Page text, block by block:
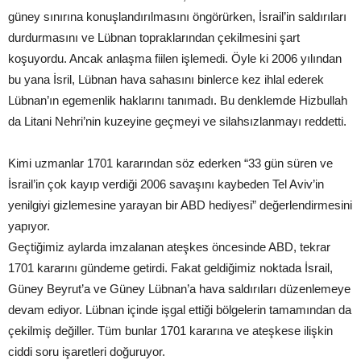
güney sınırına konuşlandırılmasını öngörürken, İsrail’in saldırıları
durdurmasını ve Lübnan topraklarından çekilmesini şart
koşuyordu. Ancak anlaşma fiilen işlemedi. Öyle ki 2006 yılından
bu yana İsril, Lübnan hava sahasını binlerce kez ihlal ederek
Lübnan’ın egemenlik haklarını tanımadı. Bu denklemde Hizbullah
da Litani Nehri’nin kuzeyine geçmeyi ve silahsızlanmayı reddetti.
Kimi uzmanlar 1701 kararından söz ederken “33 gün süren ve
İsrail’in çok kayıp verdiği 2006 savaşını kaybeden Tel Aviv’in
yenilgiyi gizlemesine yarayan bir ABD hediyesi” değerlendirmesini
yapıyor.
Geçtiğimiz aylarda imzalanan ateşkes öncesinde ABD, tekrar
1701 kararını gündeme getirdi. Fakat geldiğimiz noktada İsrail,
Güney Beyrut’a ve Güney Lübnan’a hava saldırıları düzenlemeye
devam ediyor. Lübnan içinde işgal ettiği bölgelerin tamamından da
çekilmiş değiller. Tüm bunlar 1701 kararına ve ateşkese ilişkin
ciddi soru işaretleri doğuruyor.